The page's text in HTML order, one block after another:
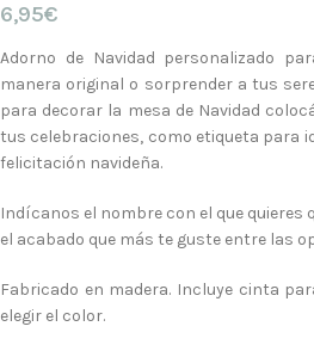
6,95€
Adorno de Navidad personalizado
manera original o sorprender a tus
para decorar la mesa de Navidad
tus celebraciones, como etiqueta para
felicitación navideña.
Indícanos el nombre con el que quieres
el acabado que más te guste entre las
Fabricado en madera. Incluye cinta
elegir el color.